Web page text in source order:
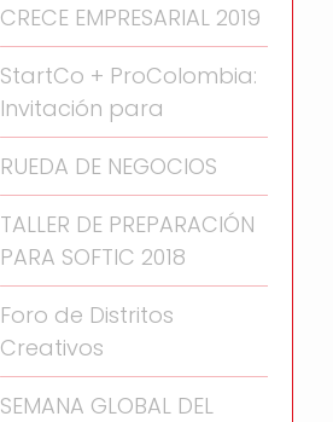
CRECE EMPRESARIAL 2019
StartCo + ProColombia:
Invitación para
RUEDA DE NEGOCIOS
TALLER DE PREPARACIÓN
PARA SOFTIC 2018
Foro de Distritos
Creativos
SEMANA GLOBAL DEL